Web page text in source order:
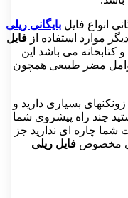
بایگانی ریلی
استفاده ازفایل
می باشد این
مضر طبیعی همچون
بسیاری دارید و
راه پیشروی شما
ای ندارید جز
فایل ریلی